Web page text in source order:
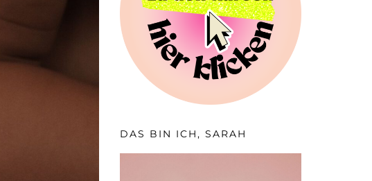
DAS BIN ICH, SARAH